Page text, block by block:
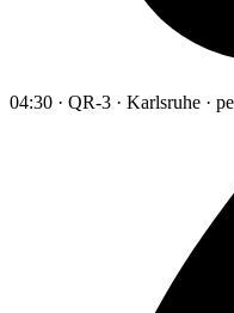
04:30 · QR-3 · Karlsruhe ·